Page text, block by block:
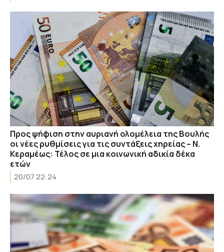
Προς ψήφιση στην αυριανή ολομέλεια της Βουλής
οι νέες ρυθμίσεις για τις συντάξεις χηρείας – Ν.
Κεραμέως: Τέλος σε μια κοινωνική αδικία δέκα
ετών
20/07 22:24